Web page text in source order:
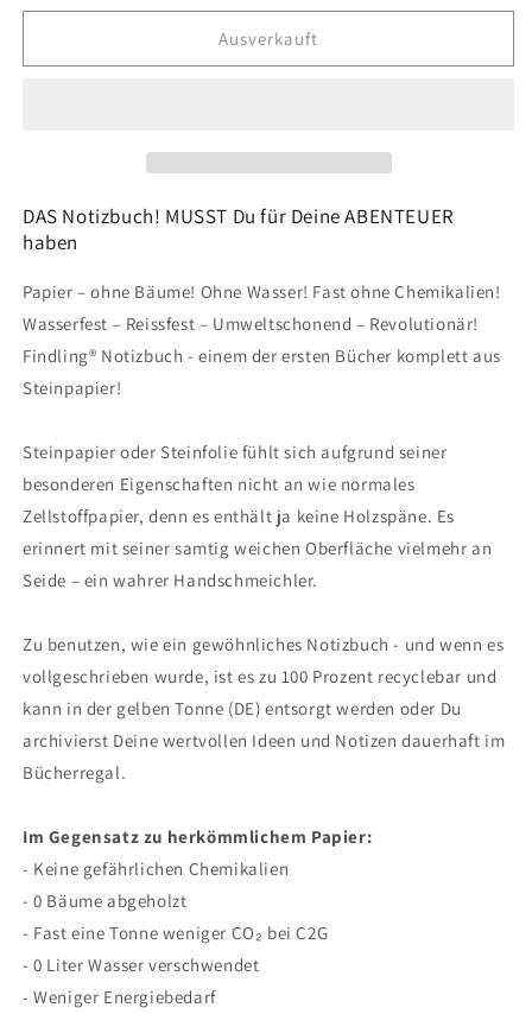
Menge
Notizbuch
Menge
Notizbuch
Ausverkauft
DAS Notizbuch! MUSST Du für Deine ABENTEUER
haben
Papier – ohne Bäume! Ohne Wasser! Fast ohne Chemikalien!
Wasserfest – Reissfest – Umweltschonend – Revolutionär!
Findling® Notizbuch - einem der ersten Bücher komplett aus
Steinpapier!
Steinpapier oder Steinfolie fühlt sich aufgrund seiner
besonderen Eigenschaften nicht an wie normales
Zellstoffpapier, denn es enthält ja keine Holzspäne. Es
erinnert mit seiner samtig weichen Oberfläche vielmehr an
Seide – ein wahrer Handschmeichler.
Zu benutzen, wie ein gewöhnliches Notizbuch - und wenn es
vollgeschrieben wurde, ist es zu 100 Prozent recyclebar und
kann in der gelben Tonne (DE) entsorgt werden oder Du
archivierst Deine wertvollen Ideen und Notizen dauerhaft im
Bücherregal.
Im Gegensatz zu herkömmlichem Papier:
- Keine gefährlichen Chemikalien
- 0 Bäume abgeholzt
- Fast eine Tonne weniger CO₂ bei C2G
- 0 Liter Wasser verschwendet
- Weniger Energiebedarf